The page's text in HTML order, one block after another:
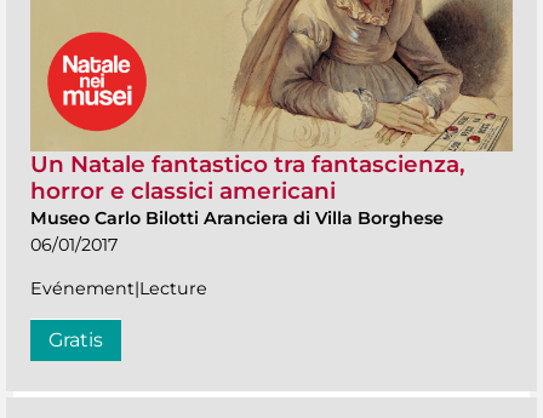
Un Natale fantastico tra fantascienza,
horror e classici americani
Museo Carlo Bilotti Aranciera di Villa Borghese
06/01/2017
Evénement|Lecture
Gratis